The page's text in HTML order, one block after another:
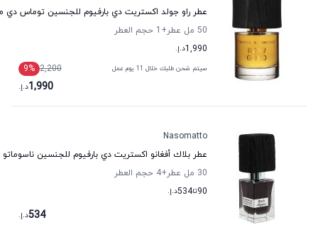
عطر راو جولد اكستريت دي بارفيوم للجنسين توماس دي
50 مل عطر
+1
حجم العطر
1,990د.إ.
سيتم شحن طلبك خلال 11 يوم عمل 2,200
9%
1,990د.إ.
Nasomatto
عطر بلاك أفغانو اكستريت دي بارفيوم للجنسين ناسوماتو
30 مل عطر
+4
حجم العطر
90تا534د.إ.
534د.إ.